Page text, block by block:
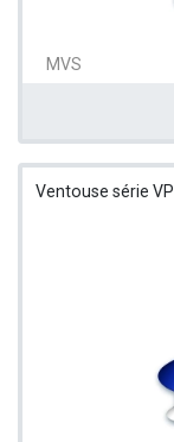
MVS
Ventouse série VP